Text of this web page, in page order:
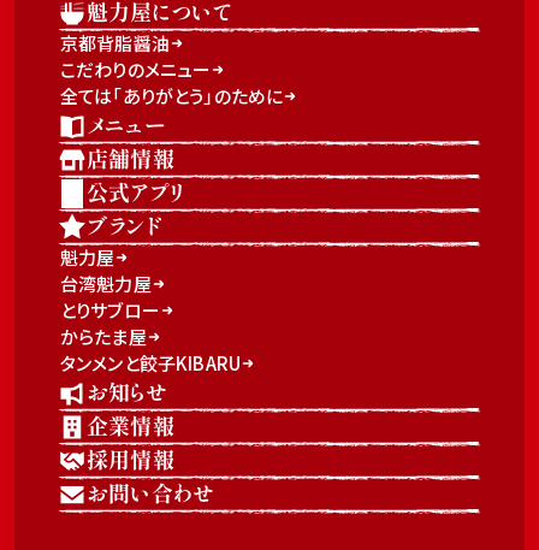
魁力屋について
京都背脂醤油
こだわりのメニュー
全ては「ありがとう」のために
メニュー
店舗情報
公式アプリ
ブランド
魁力屋
台湾魁力屋
とりサブロー
からたま屋
タンメンと餃子KIBARU
お知らせ
企業情報
採用情報
お問い合わせ